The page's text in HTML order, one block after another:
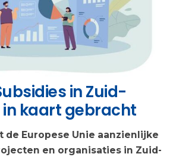
in Zuid-
kaart gebracht
de Europese Unie aanzienlijke
en organisaties in Zuid-